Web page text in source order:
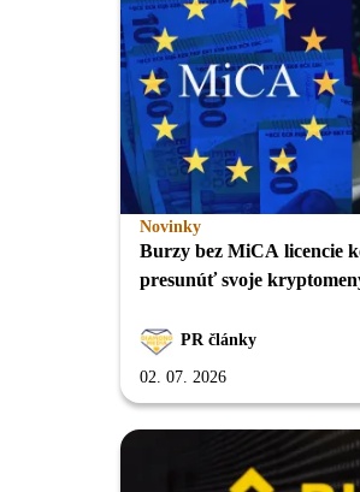
Novinky
Burzy bez MiCA licencie
presunúť svoje
PR články
02. 07. 2026